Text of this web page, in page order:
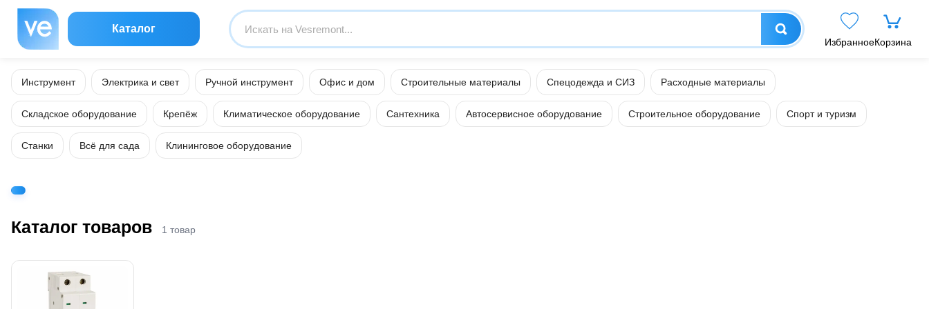
Каталог
ИзбранноеКорзина
Инструмент Электрика и свет Ручной инструмент Офис и дом Строительные материалы Спецодежда и СИЗ Расходные материалы
Складское оборудование Крепёж Климатическое оборудование Сантехника Автосервисное оборудование Строительное оборудование Спорт и туризм
Станки Всё для сада Клининговое оборудование
Каталог товаров 1 товар